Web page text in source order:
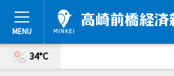
34°C